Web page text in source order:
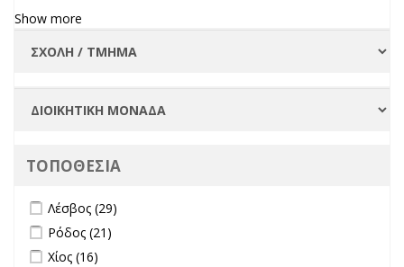
Show more
ΤΟΠΟΘΕΣΙΑ
Apply Λέσβος filter
Λέσβος (29)
Apply Ρόδος filter
Ρόδος (21)
Apply Χίος filter
Χίος (16)